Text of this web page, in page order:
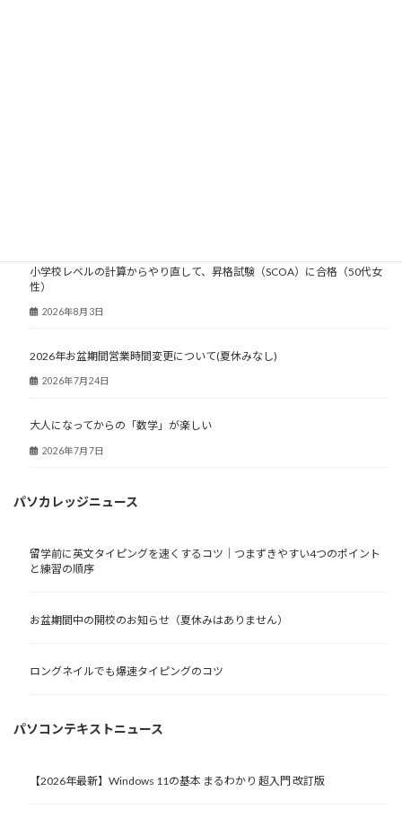
小学校レベルの計算からやり直して、昇格試験（SCOA）に合格（50代女
性）
2026年8月3日
2026年お盆期間営業時間変更について(夏休みなし)
2026年7月24日
大人になってからの「数学」が楽しい
2026年7月7日
パソカレッジニュース
留学前に英文タイピングを速くするコツ｜つまずきやすい4つのポイント
と練習の順序
お盆期間中の開校のお知らせ（夏休みはありません）
ロングネイルでも爆速タイピングのコツ
パソコンテキストニュース
【2026年最新】Windows 11の基本 まるわかり 超入門 改訂版